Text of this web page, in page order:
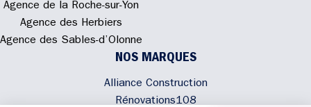
Agence de la Roche-sur-Yon
Agence des Herbiers
Agence des Sables-d’Olonne
NOS MARQUES
Alliance Construction
Rénovations108